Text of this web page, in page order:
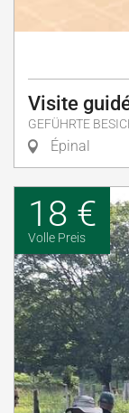
Visite
GEFÜHRTE
Épinal
18 €
Volle Preis